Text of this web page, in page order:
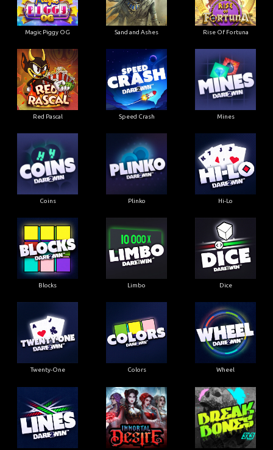
Magic Piggy OG Sand and Ashes Rise Of Fortuna
Red Pascal Speed Crash Mines
Coins Plinko Hi-Lo
Blocks Limbo Dice
Twenty-One Colors Wheel